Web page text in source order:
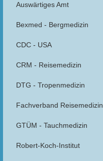
Auswärtiges Amt
Bexmed - Bergmedizin
CDC - USA
CRM - Reisemedizin
DTG - Tropenmedizin
Fachverband Reisemedizin
GTÜM - Tauchmedizin
Robert-Koch-Institut